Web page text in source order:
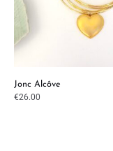
Jonc Alcôve
€26.00